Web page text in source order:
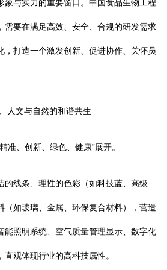
象与实力的重要窗口。中国食品生物工程
需要在满足高效、安全、合规的研发需求
，打造一个激发创新、促进协作、关怀员
人文与自然的和谐共生
准、创新、绿色、健康”展开。
的线条、理性的色彩（如科技蓝、高级
（如玻璃、金属、环保复合材料），营造
能照明系统、空气质量管理显示、数字化
观体现行业的高科技属性。